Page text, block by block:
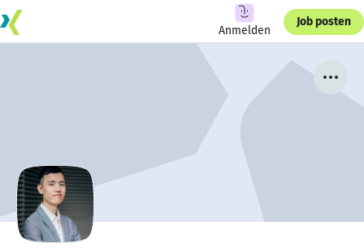
Anmelden
Job posten